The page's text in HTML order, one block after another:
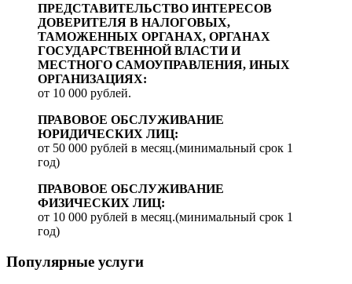
ПРЕДСТАВИТЕЛЬСТВО ИНТЕРЕСОВ
ДОВЕРИТЕЛЯ В НАЛОГОВЫХ,
ТАМОЖЕННЫХ ОРГАНАХ, ОРГАНАХ
ГОСУДАРСТВЕННОЙ ВЛАСТИ И
МЕСТНОГО САМОУПРАВЛЕНИЯ, ИНЫХ
ОРГАНИЗАЦИЯХ:
от 10 000 рублей.
ПРАВОВОЕ ОБСЛУЖИВАНИЕ
ЮРИДИЧЕСКИХ ЛИЦ:
от 50 000 рублей в месяц.(минимальный срок 1
год)
ПРАВОВОЕ ОБСЛУЖИВАНИЕ
ФИЗИЧЕСКИХ ЛИЦ:
от 10 000 рублей в месяц.(минимальный срок 1
год)
Популярные услуги